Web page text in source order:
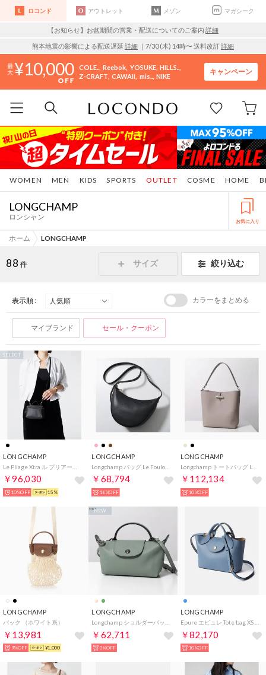
ロコンド アウトレット メゾン マガシーク
【お知らせ】お盆期間の営業・配送についてのご案内 詳細
熊本地震の影響による配送遅延 詳細 ｜7/30 (木) 14時〜 送料改訂詳細
10,000 COLE.. Reebok YOSUKE HILLS..
Z-CRAFT CAWAII mis.. NIKE
キャンペーン
WOMEN MEN KIDS SPORTS COSME HOME
OUTLET
LONGCHAMP
ロンシャン お気に入り
ホーム LONGCHAMP
88 件 サイズ 絞り込む
表示順 : カラーをまとめる
マイブランド セール・クーポン
LONGCHAMP
￥96,030
SELECT
10%OFF 15%
LONGCHAMP
￥68,794
16%OFF
LONGCHAMP
￥112,134
10%OFF
LONGCHAMP
バック （ホワイト系）
￥13,981
9%OFF ¥1,000
LONGCHAMP
￥62,711
NEW
3%OFF
LONGCHAMP
￥82,170
10%OFF